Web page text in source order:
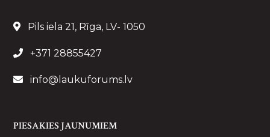
Pils iela 21, Rīga, LV- 1050
+371 28855427
info@laukuforums.lv
PIESAKIES JAUNUMIEM